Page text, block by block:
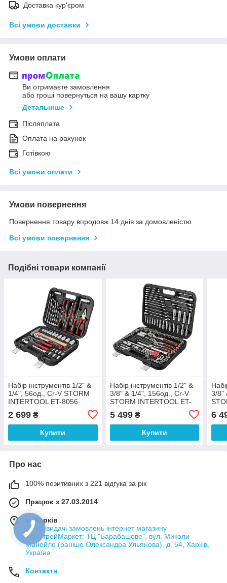
Доставка кур'єром
Всі умови доставки
Умови оплати
Ви отримаєте замовлення
або гроші повернуться на вашу картку
Детальніше
Післяплата
Оплата на рахунок
Готівкою
Всі умови оплати
Умови повернення
Повернення товару впродовж 14 днів за домовленістю
Всі умови повернення
Подібні товари компанії
Набір інструментів 1/2" &
1/4", 56од., Cr-V STORM
INTERTOOL ET-8056
2 699 ₴
Купити
Набір інструментів 1/2" &
3/8" & 1/4", 156од., Cr-V
STORM INTERTOOL ET-
5 499₴
Купити
3/8"
6
Про нас
100% позитивних з 221 відгука за рік
Працює з 27.03.2014
м. Харків
Пункт видачі замовлень інтернет магазину
ХосСтройМаркет: ТЦ "Барабашове", вул. Миколи
Манойло (раніше Олександра Ульянова), д. 54, Харків,
Україна
Контакти